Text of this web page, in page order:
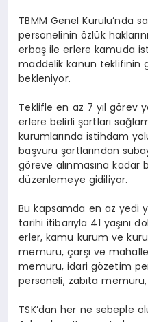
TBMM Genel Kurulu’nda
personelinin özlük
erbaş ile erlere kamuda
maddelik kanun teklifinin
bekleniyor.
Teklifle en az 7 yıl görev
erlere belirli şartları
kurumlarında istihdam
başvuru şartlarından
göreve alınmasına kadar
düzenlemeye gidiliyor.
Bu kapsamda en az yedi
tarihi itibarıyla 41 yaşını
erler, kamu kurum ve
memuru, çarşı ve
memuru, idari gözetim
personeli, zabıta
TSK’dan her ne sebeple